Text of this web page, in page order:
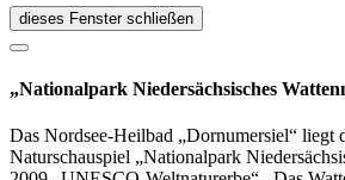
dieses Fenster schließen
„Nationalpark Niedersächsisches
Das Nordsee-Heilbad „Dornumersiel“ liegt
Naturschauspiel „Nationalpark